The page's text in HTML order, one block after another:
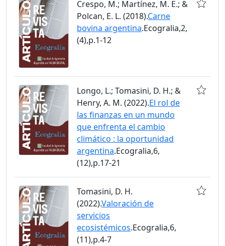
Crespo, M.; Martínez, M. E.; &
Polcan, E. L. (2018).Carne
bovina argentina.Ecogralia,2,
(4),p.1-12
Longo, L.; Tomasini, D. H.; &
Henry, A. M. (2022).El rol de
las finanzas en un mundo
que enfrenta el cambio
climático : la oportunidad
argentina.Ecogralia,6,
(12),p.17-21
Tomasini, D. H.
(2022).Valoración de
servicios
ecosistémicos.Ecogralia,6,
(11),p.4-7